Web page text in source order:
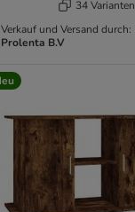
34 Varianten
Verkauf und Versand durch:
Prolenta B.V